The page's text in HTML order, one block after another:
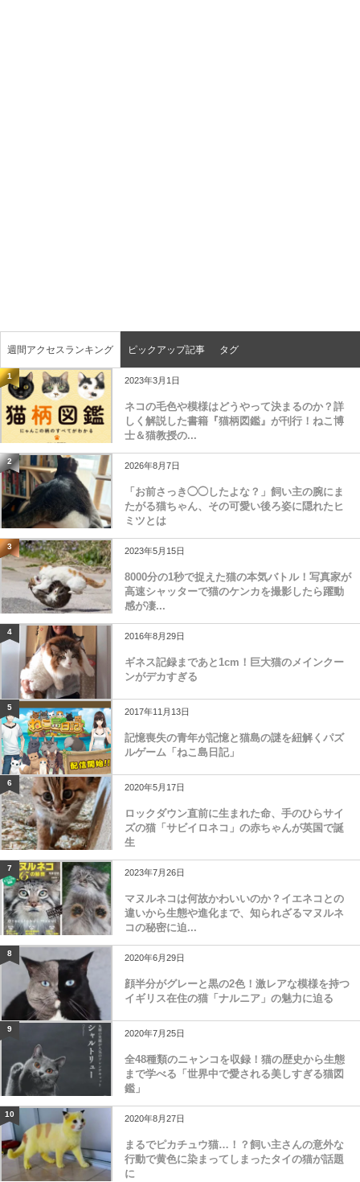
週間アクセスランキング ピックアップ記事 タグ
1 2023年3月1日
ネコの毛色や模様はどうやって決まるのか？詳
しく解説した書籍『猫柄図鑑』が刊行！ねこ博
士＆猫教授の...
2 2026年8月7日
「お前さっき◯◯したよな？」飼い主の腕にま
たがる猫ちゃん、その可愛い後ろ姿に隠れたヒ
ミツとは
3 2023年5月15日
8000分の1秒で捉えた猫の本気バトル！写真家が
高速シャッターで猫のケンカを撮影したら躍動
感が凄...
4 2016年8月29日
ギネス記録まであと1cm！巨大猫のメインクー
ンがデカすぎる
5 2017年11月13日
記憶喪失の青年が記憶と猫島の謎を紐解くパズ
ルゲーム「ねこ島日記」
6 2020年5月17日
ロックダウン直前に生まれた命、手のひらサイ
ズの猫「サビイロネコ」の赤ちゃんが英国で誕
生
7 2023年7月26日
マヌルネコは何故かわいいのか？イエネコとの
違いから生態や進化まで、知られざるマヌルネ
コの秘密に迫...
8 2020年6月29日
顔半分がグレーと黒の2色！激レアな模様を持つ
イギリス在住の猫「ナルニア」の魅力に迫る
9 2020年7月25日
全48種類のニャンコを収録！猫の歴史から生態
まで学べる「世界中で愛される美しすぎる猫図
鑑」
10 2020年8月27日
まるでピカチュウ猫…！？飼い主さんの意外な
行動で黄色に染まってしまったタイの猫が話題
に